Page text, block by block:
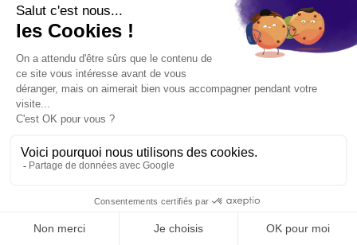
8 avis
Journal de gratitude - 50
8,00 €